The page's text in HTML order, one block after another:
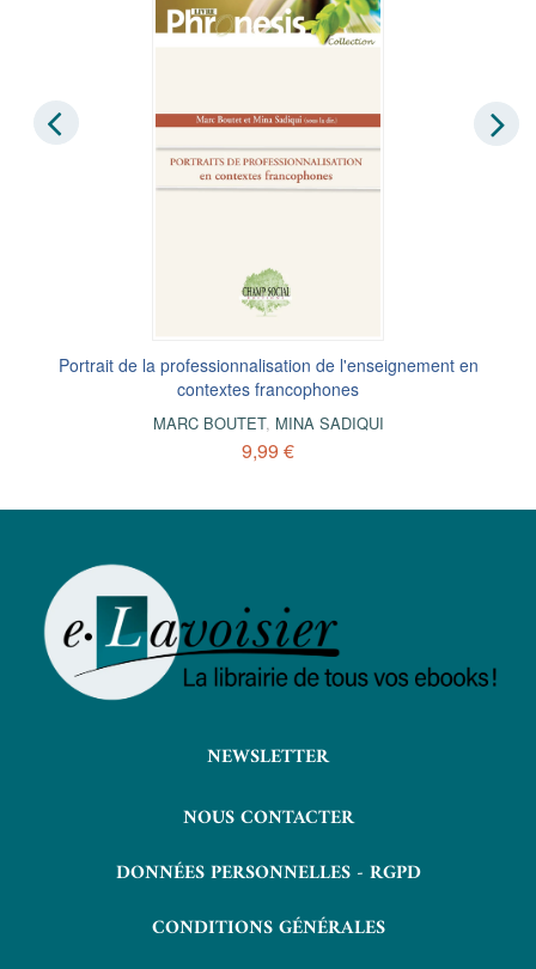
Portrait de la professionnalisation de l'enseignement en
contextes francophones
MARC BOUTET, MINA SADIQUI
9,99 €
NEWSLETTER
NOUS CONTACTER
DONNÉES PERSONNELLES - RGPD
CONDITIONS GÉNÉRALES